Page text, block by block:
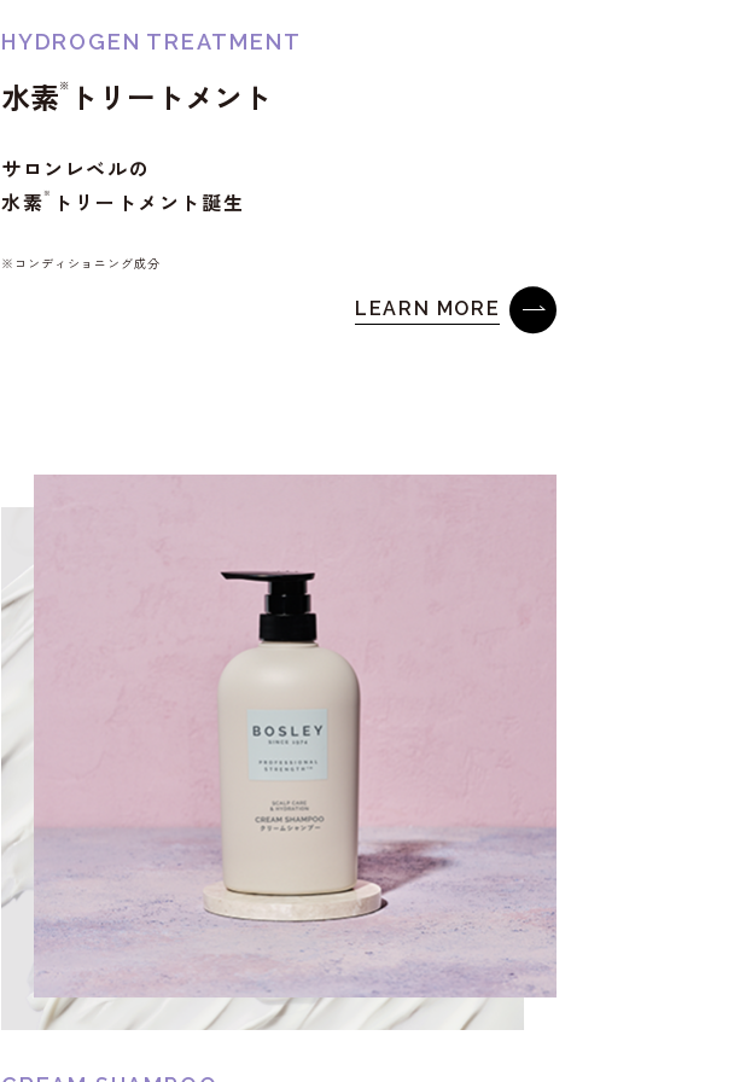
HYDROGEN TREATMENT
水素※ トリートメント
サロンレベルの
水素 ※ トリートメント誕生
※コンディショニング成分
LEARN MORE